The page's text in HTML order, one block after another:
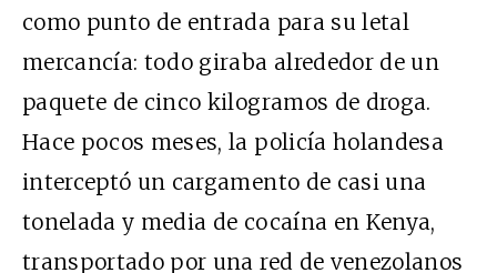
como punto de entrada para su letal
mercancía: todo giraba alrededor de un
paquete de cinco kilogramos de droga.
Hace pocos meses, la policía holandesa
interceptó un cargamento de casi una
tonelada y media de cocaína en Kenya,
transportado por una red de venezolanos